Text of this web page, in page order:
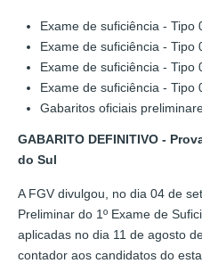
Exame de suficiência - Tipo
Exame de suficiência - Tipo
Exame de suficiência - Tipo
Exame de suficiência - Tipo
Gabaritos oficiais
GABARITO DEFINITIVO -
do Sul
A FGV divulgou, no dia 04 de
Preliminar do 1º Exame de
aplicadas no dia 11 de agosto
contador aos candidatos do